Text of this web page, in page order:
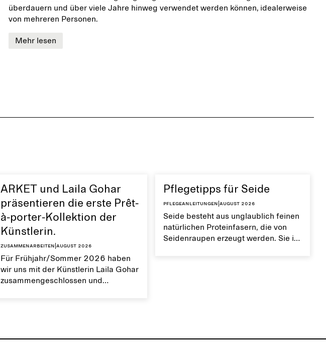
überdauern und über viele Jahre hinweg verwendet werden können, idealerweise
von mehreren Personen.
Mehr lesen
ARKET und Laila Gohar
präsentieren die erste Prêt-
à-porter-Kollektion der
Künstlerin.
Zusammenarbeiten August 2026
Für Frühjahr/Sommer 2026 haben
wir uns mit der Künstlerin Laila Gohar
zusammengeschlossen und
Pflegetipps für Seide
Pflegeanleitungen August 2026
Seide besteht aus unglaublich feinen
natürlichen Proteinfasern, die von
Seidenraupen erzeugt werden. Sie ist